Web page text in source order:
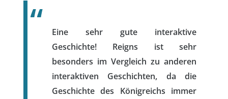
Eine sehr gute interaktive
Geschichte! Reigns ist sehr
besonders im Vergleich zu anderen
interaktiven Geschichten, da die
Geschichte des Königreichs immer